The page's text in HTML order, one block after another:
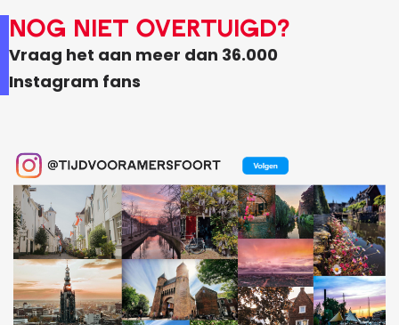
NOG NIET OVERTUIGD?
Vraag het aan meer dan 36.000
Instagram fans